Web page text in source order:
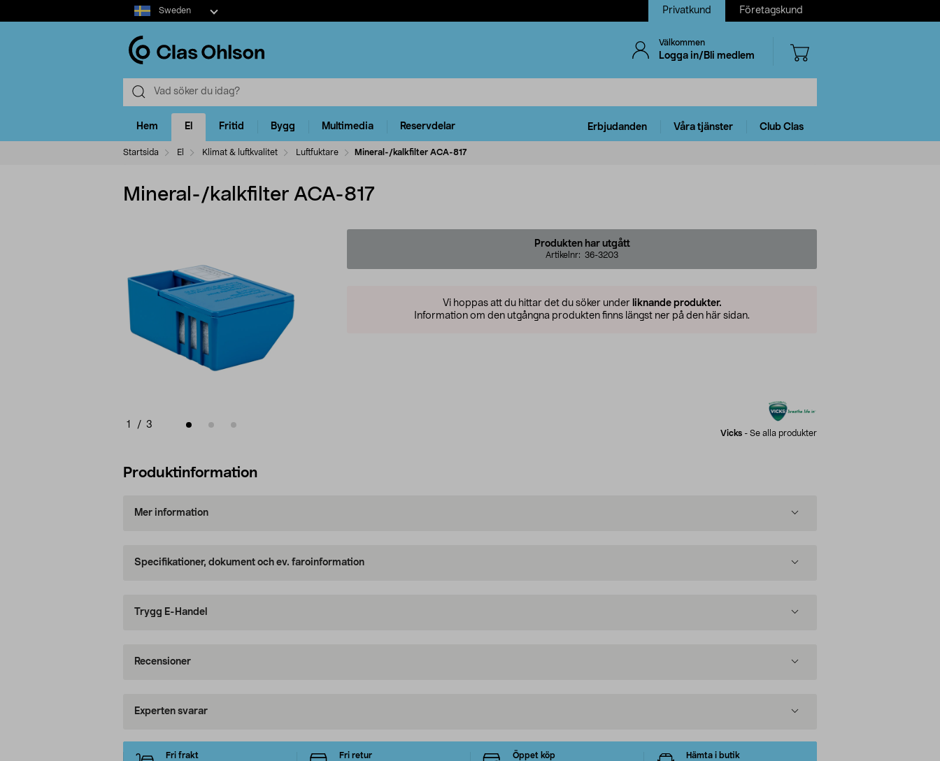
Select
market
Sweden Privatkund Företagskund
Välkommen
Logga in/Bli medlem
Hem El Fritid Bygg Multimedia Reservdelar Erbjudanden Våra tjänster Club Clas
Startsida El Klimat & luftkvalitet Luftfuktare Mineral-/kalkfilter ACA-817
Mineral-/kalkfilter ACA-817
1 / 3
Produkten har utgått
Artikelnr: 36-3203
Vi hoppas att du hittar det du söker under liknande produkter.
Information om den utgångna produkten finns längst ner på den här sidan.
Vicks - Se alla produkter
Produktinformation
Mer information
Specifikationer, dokument och ev. faroinformation
Trygg E-Handel
Recensioner
Experten svarar
Fri frakt
Fri retur
Öppet köp
Hämta i butik